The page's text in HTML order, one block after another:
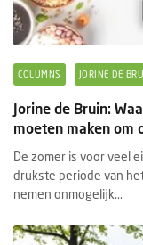
COLUMNS JORINE DE
Jorine de Bruin:
moeten maken om
De zomer is voor veel
drukste periode van
nemen onmogelijk...